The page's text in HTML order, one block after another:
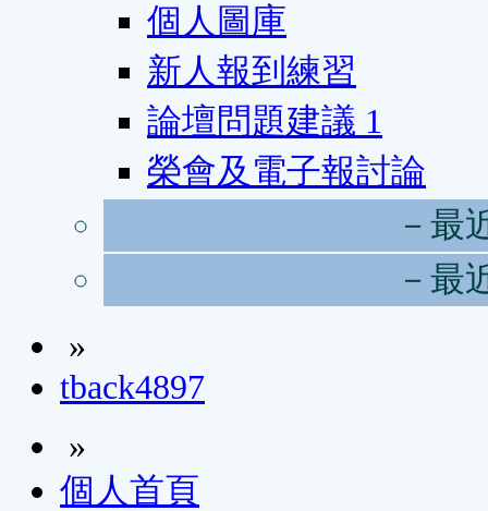
個人圖庫
新人報到練習
論壇問題建議 1
榮會及電子報討論
－最
－最
»
tback4897
»
個人首頁